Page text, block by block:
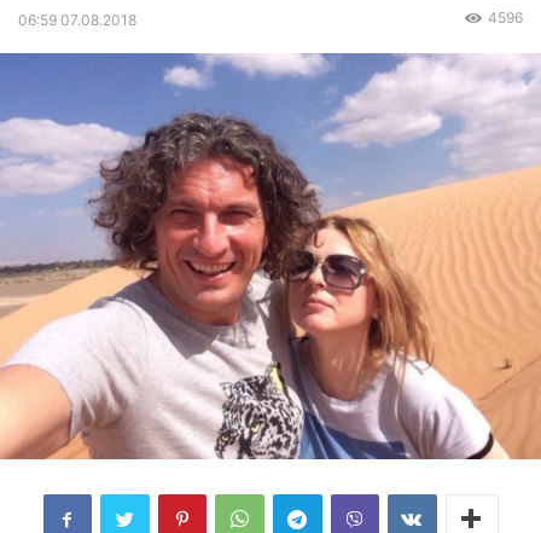
06:59 07.08.2018 4596